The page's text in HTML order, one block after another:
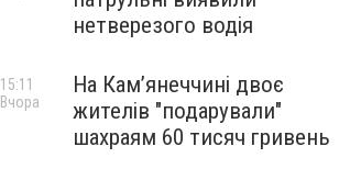
нетверезого водія
На Камʼянеччині двоє
жителів "подарували"
шахраям 60 тисяч гривень
15:11
Вчора